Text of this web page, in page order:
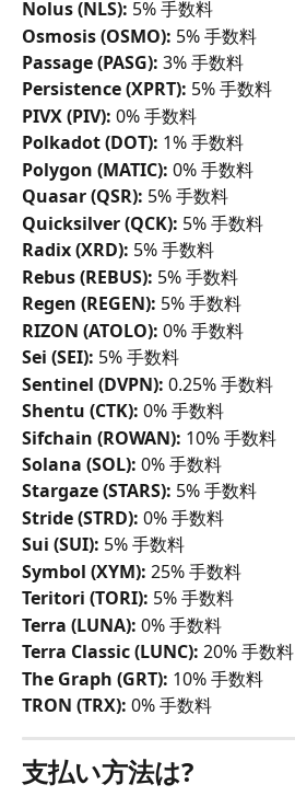
Nolus (NLS): 5% 手数料
Osmosis (OSMO): 5% 手数料
Passage (PASG): 3% 手数料
Persistence (XPRT): 5% 手数料
PIVX (PIV): 0% 手数料
Polkadot (DOT): 1% 手数料
Polygon (MATIC): 0% 手数料
Quasar (QSR): 5% 手数料
Quicksilver (QCK): 5% 手数料
Radix (XRD): 5% 手数料
Rebus (REBUS): 5% 手数料
Regen (REGEN): 5% 手数料
RIZON (ATOLO): 0% 手数料
Sei (SEI): 5% 手数料
Sentinel (DVPN): 0.25% 手数料
Shentu (CTK): 0% 手数料
Sifchain (ROWAN): 10% 手数料
Solana (SOL): 0% 手数料
Stargaze (STARS): 5% 手数料
Stride (STRD): 0% 手数料
Sui (SUI): 5% 手数料
Symbol (XYM): 25% 手数料
Teritori (TORI): 5% 手数料
Terra (LUNA): 0% 手数料
Terra Classic (LUNC): 20% 手数料
The Graph (GRT): 10% 手数料
TRON (TRX): 0% 手数料
支払い方法は?